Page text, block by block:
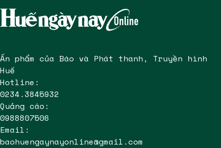
Ấn phẩm của Báo và Phát thanh, Truyền hình
Huế
Hotline:
0234.3845932
Quảng cáo:
0988807506
Email:
baohuengaynayonline@gmail.com